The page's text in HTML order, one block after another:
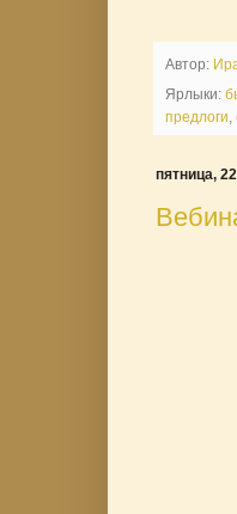
Автор:
Ярлыки:
предлоги,
пятница,